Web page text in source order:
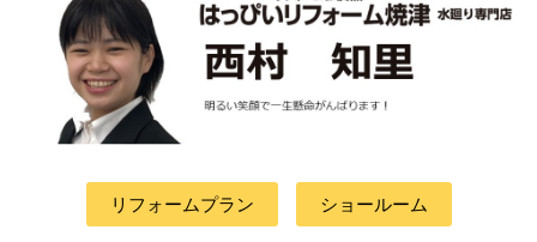
リフォームプラン ショールーム